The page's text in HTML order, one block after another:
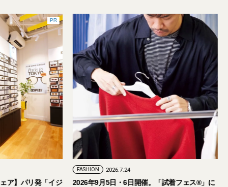
PR
【おしゃれな大人のアイウェア】パリ発「イジ
2026年9月5日・6